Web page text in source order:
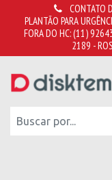
CONTATO
PLANTÃO PARA
FORA DO HC:(11)
2189 -